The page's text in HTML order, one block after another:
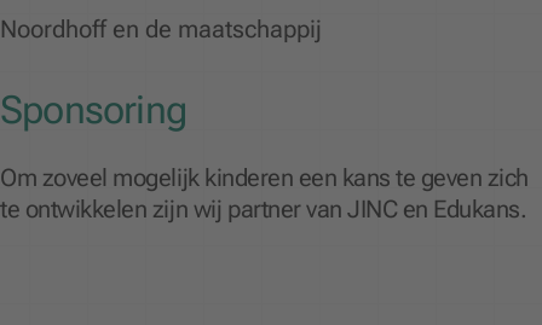
Noordhoff en de maatschappij
Sponsoring
Om zoveel mogelijk kinderen een kans te geven zich
te ontwikkelen zijn wij partner van JINC en Edukans.